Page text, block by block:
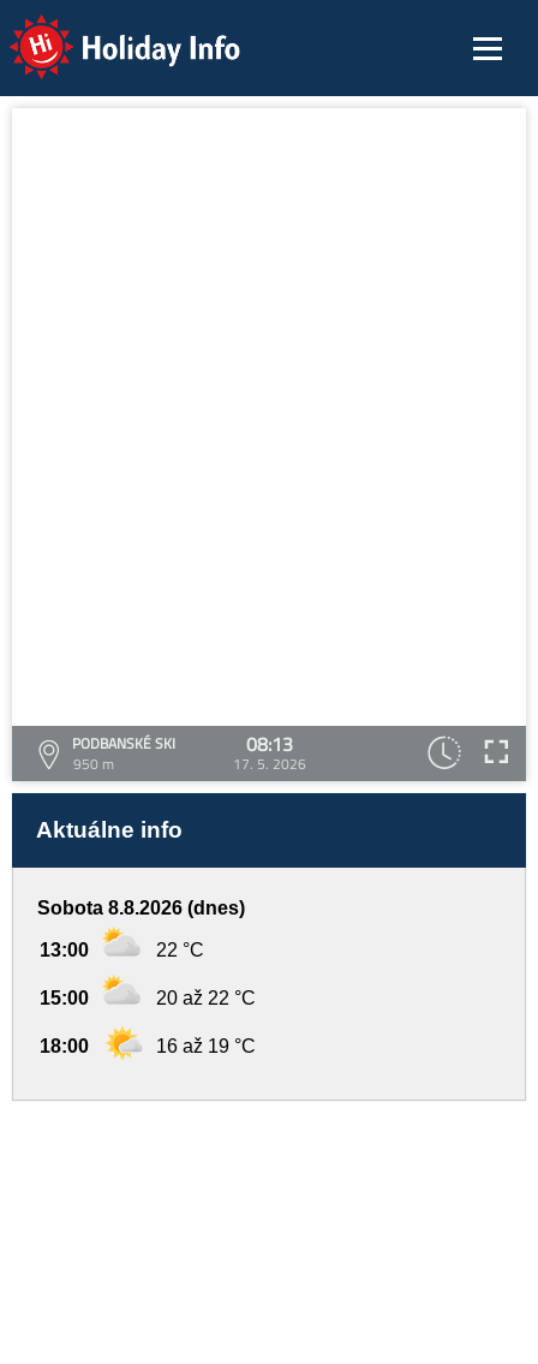
Holiday Info
PODBANSKÉ SKI
950 m
08:13
17. 5. 2026
Aktuálne info
Sobota 8.8.2026 (dnes)
13:00 22 °C
15:00 20 až 22 °C
18:00 16 až 19 °C